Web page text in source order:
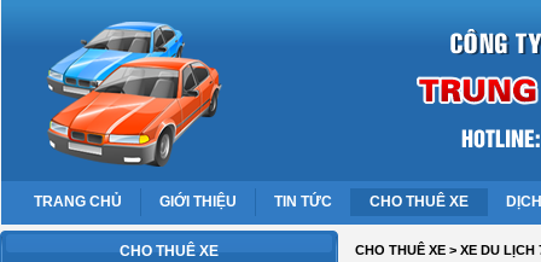
TRANG CHỦ GIỚI THIỆU TIN TỨC CHO THUÊ XE
CHO THUÊ XE CHO THUÊ XE > XE DU LỊCH